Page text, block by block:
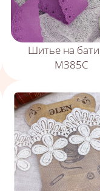
Шитье на
М385С